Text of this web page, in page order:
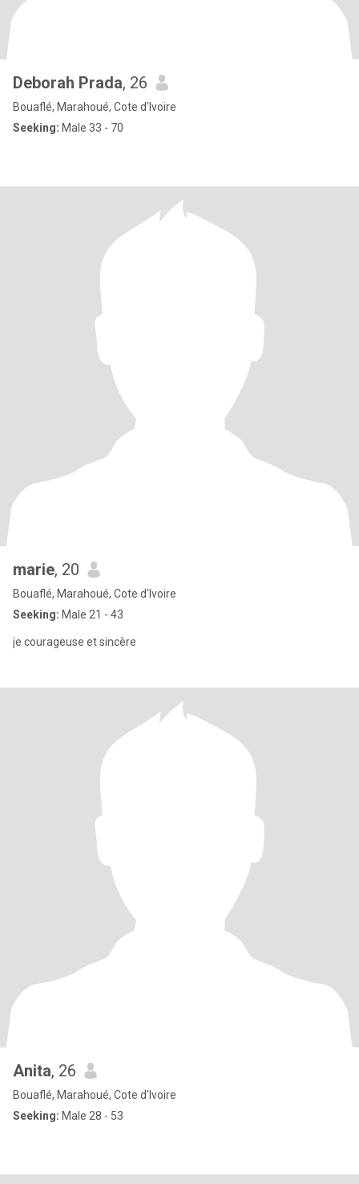
Deborah Prada, 26
Bouaflé, Marahoué, Cote d'Ivoire
Seeking: Male 33 - 70
marie, 20
Bouaflé, Marahoué, Cote d'Ivoire
Seeking: Male 21 - 43
je courageuse et sincère
Anita, 26
Bouaflé, Marahoué, Cote d'Ivoire
Seeking: Male 28 - 53